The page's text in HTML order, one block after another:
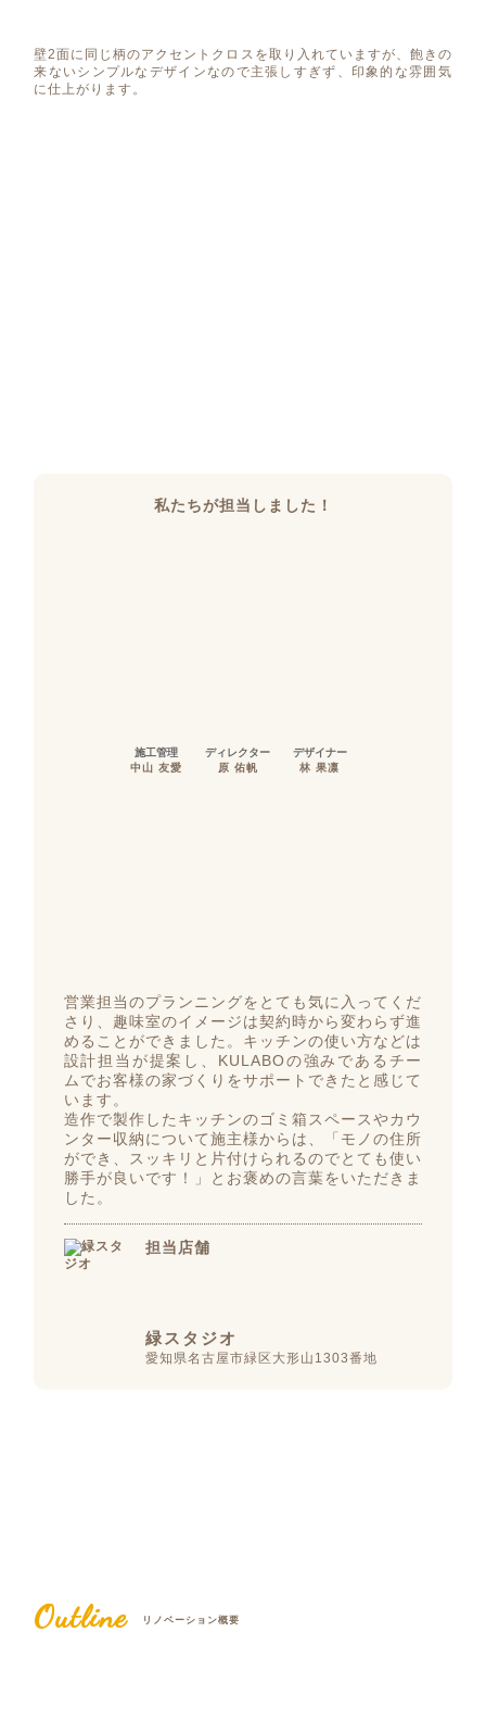
壁2面に同じ柄のアクセントクロスを取り入れていますが、飽きの
来ないシンプルなデザインなので主張しすぎず、印象的な雰囲気
に仕上がります。
私たちが担当しました！
施工管理
中山 友愛
ディレクター
原 佑帆
デザイナー
林 果凛
営業担当のプランニングをとても気に入ってくだ
さり、趣味室のイメージは契約時から変わらず進
めることができました。キッチンの使い方などは
設計担当が提案し、KULABOの強みであるチー
ムでお客様の家づくりをサポートできたと感じて
います。
造作で製作したキッチンのゴミ箱スペースやカウ
ンター収納について施主様からは、「モノの住所
ができ、スッキリと片付けられるのでとても使い
勝手が良いです！」とお褒めの言葉をいただきま
した。
担当店舗
緑スタジオ
愛知県名古屋市緑区大形山1303番地
Outline リノベーション概要